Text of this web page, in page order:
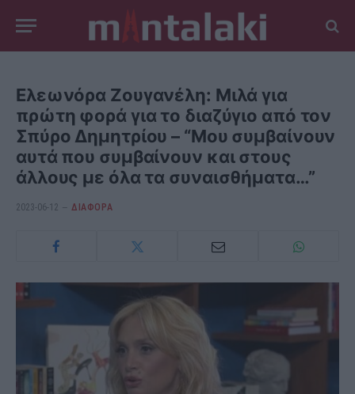
Ελεωνόρα Ζουγανέλη: Μιλά για
πρώτη φορά για το διαζύγιο από τον
Σπύρο Δημητρίου – “Μου συμβαίνουν
αυτά που συμβαίνουν και στους
άλλους με όλα τα συναισθήματα…”
2023-06-12 ΔΙΆΦΟΡΑ